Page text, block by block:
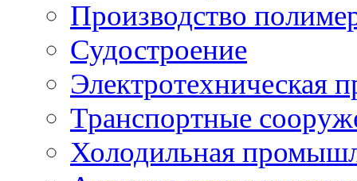
Производство
Судостроение
Электротехническая
Транспортные
Холодильная